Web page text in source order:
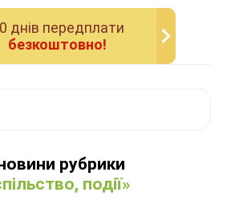
днiв передплати
безкоштовно!
рубрики
події»